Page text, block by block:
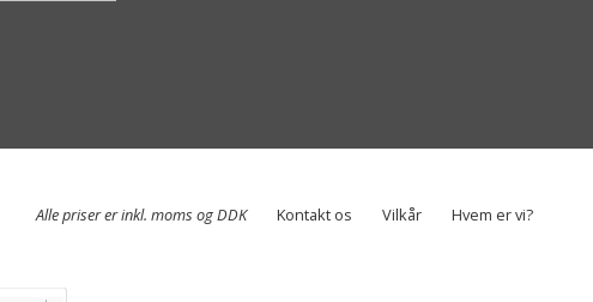
Hvem er vi?
Vilkår
Kontakt os
Alle priser er inkl. moms og DDK